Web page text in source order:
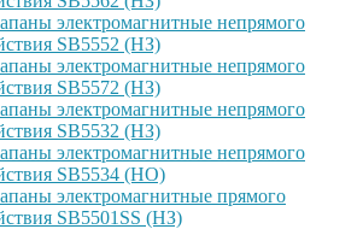
электромагнитные непрямого
SB5552 (НЗ)
электромагнитные непрямого
SB5572 (НЗ)
электромагнитные непрямого
SB5532 (НЗ)
электромагнитные непрямого
SB5534 (НО)
электромагнитные прямого
SB5501SS (НЗ)